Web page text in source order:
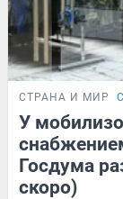
СТРАНА И МИР
У
Госдума
скоро)